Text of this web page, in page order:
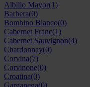
Albillo Mayor(1)
Barbera(0)
Bombino Bianco(0)
Cabernet Franc(1)
Cabernet Sauvignon(4)
Chardonnay(0)
Corvina(7)
Corvinone(0)
Croatina(0)